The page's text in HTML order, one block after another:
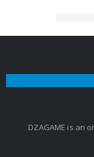
DZAGAME is an